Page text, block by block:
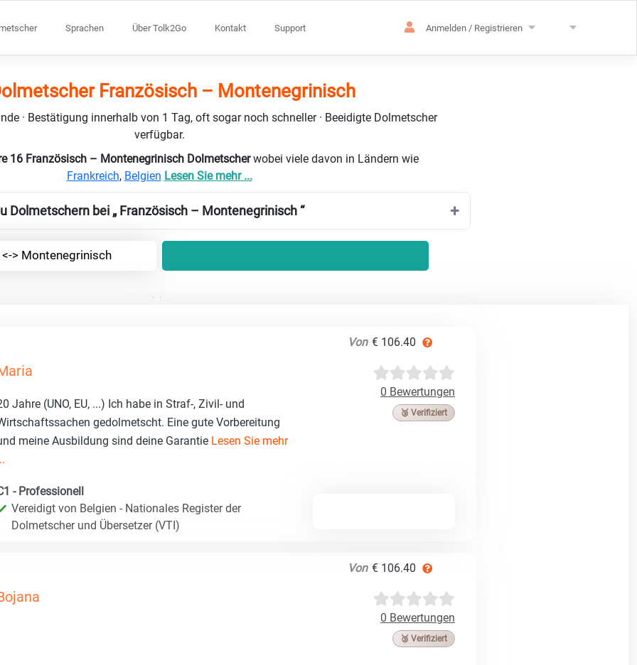
Sprachen Über Tolk2Go Kontakt Support Anmelden / Registrieren
Französisch – Montenegrinisch
· Bestätigung innerhalb von 1 Tag, oft sogar noch schneller · Beeidigte Dolmetscher
verfügbar.
16 Französisch – Montenegrinisch Dolmetscherwobei viele davon in Ländern wie
Frankreich, Belgien Lesen Sie mehr ...
Dolmetschern bei „ Französisch – Montenegrinisch “
> Montenegrinisch
Von € 106.40
0 Bewertungen
🥉 Verifiziert
Jahre (UNO, EU, ...) Ich habe in Straf-, Zivil- und
gedolmetscht. Eine gute Vorbereitung
meine Ausbildung sind deine Garantie Lesen Sie mehr
- Professionell
Vereidigt von Belgien - Nationales Register der
Dolmetscher und Übersetzer (VTI)
Von € 106.40
0 Bewertungen
🥉 Verifiziert